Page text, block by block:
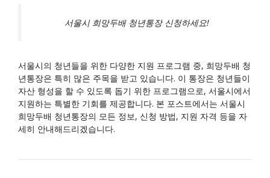
서울시 희망두배 청년통장 신청하세요!
서울시의 청년들을 위한 다양한 지원 프로그램 중, 희망두배 청
년통장은 특히 많은 주목을 받고 있습니다. 이 통장은 청년들이
자산 형성을 할 수 있도록 돕기 위한 프로그램으로, 서울시에서
지원하는 특별한 기회를 제공합니다. 본 포스트에서는 서울시
희망두배 청년통장의 모든 정보, 신청 방법, 지원 자격 등을 자
세히 안내해드리겠습니다.